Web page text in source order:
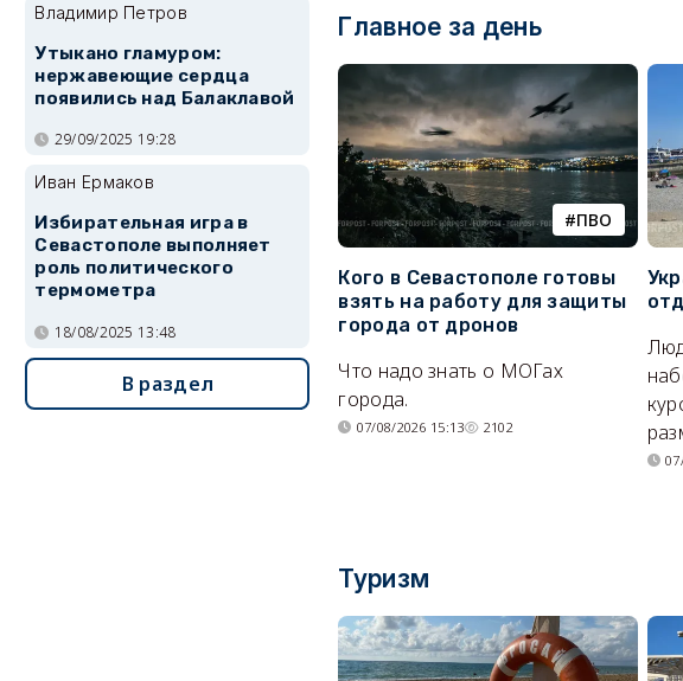
Главное за день
ПВО
Кого в Севастополе готовы
взять на работу для защиты
города от дронов
Что надо знать о МОГах
города.
07/08/2026 15:13 2102
Туризм
Владимир Петров
Утыкано гламуром:
нержавеющие сердца
появились над Балаклавой
29/09/2025 19:28
Иван Ермаков
Избирательная игра в
Севастополе выполняет
роль политического
термометра
18/08/2025 13:48
В раздел